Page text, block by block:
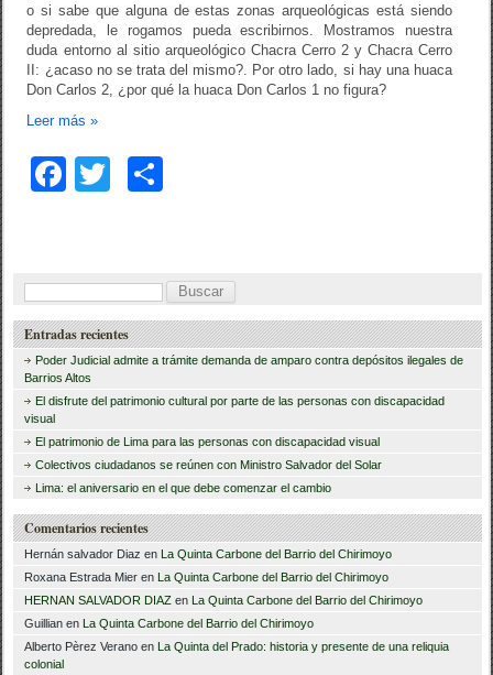
o si sabe que alguna de estas zonas arqueológicas está siendo
depredada, le rogamos pueda escribirnos. Mostramos nuestra
duda entorno al sitio arqueológico Chacra Cerro 2 y Chacra Cerro
II: ¿acaso no se trata del mismo?. Por otro lado, si hay una huaca
Don Carlos 2, ¿por qué la huaca Don Carlos 1 no figura?
Leer más»
F
e
b
o
o
er p
ar
tir
B
u
s
c
a
r
:
Entradas recientes
Poder Judicial admite a trámite demanda de amparo contra depósitos ilegales de
Barrios Altos
El disfrute del patrimonio cultural por parte de las personas con discapacidad
visual
El patrimonio de Lima para las personas con discapacidad visual
Colectivos ciudadanos se reúnen con Ministro Salvador del Solar
Lima: el aniversario en el que debe comenzar el cambio
Comentarios recientes
Hernán salvador Diaz en La Quinta Carbone del Barrio del Chirimoyo
Roxana Estrada Mier en La Quinta Carbone del Barrio del Chirimoyo
HERNAN SALVADOR DIAZ en La Quinta Carbone del Barrio del Chirimoyo
Guillian en La Quinta Carbone del Barrio del Chirimoyo
Alberto Pèrez Verano en La Quinta del Prado: historia y presente de una reliquia
colonial